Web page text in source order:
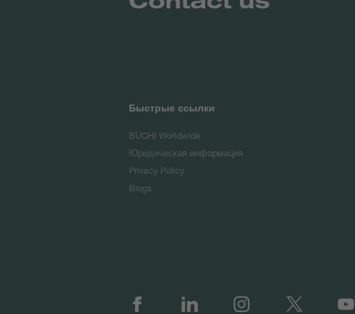
Быстрые ссылки
BUCHI Worldwide
Юридическая информация
Privacy Policy
Blogs